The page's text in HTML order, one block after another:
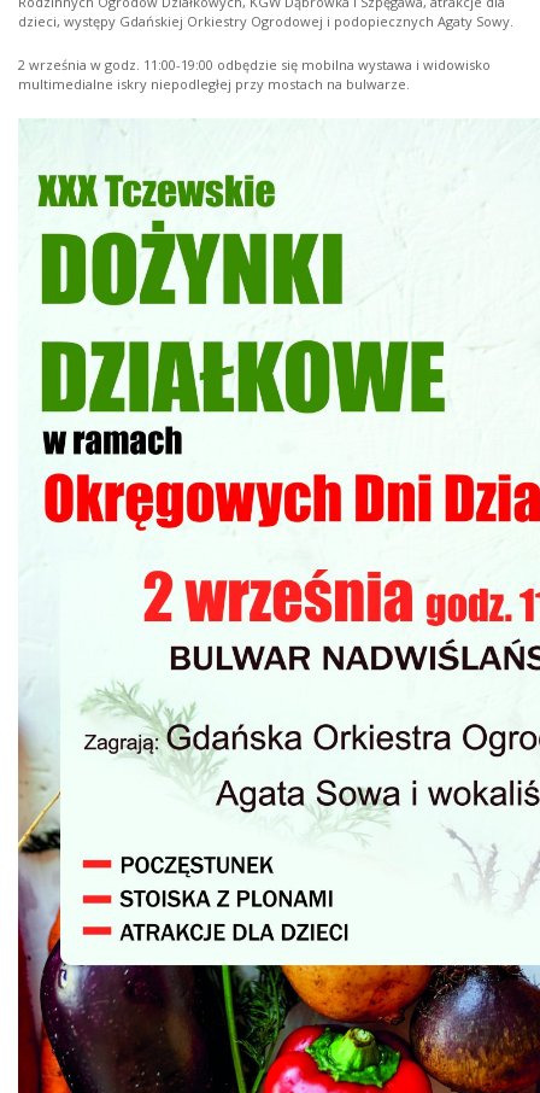
dzieci, występy Gdańskiej Orkiestry Ogrodowej i podopiecznych Agaty Sowy.
2 września w godz. 11:00-19:00 odbędzie się mobilna wystawa i widowisko
multimedialne iskry niepodległej przy mostach na bulwarze.